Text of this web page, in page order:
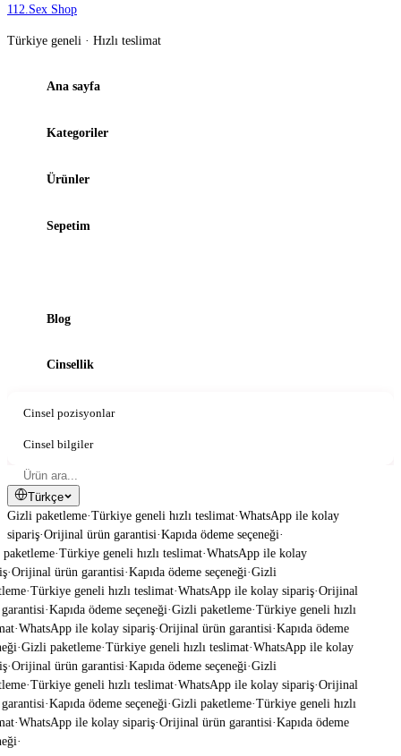
112.Sex Shop
Türkiye geneli · Hızlı teslimat
Ana sayfa
Kategoriler
Ürünler
Sepetim
Blog
Cinsellik
Cinsel pozisyonlar
Cinsel bilgiler
Türkçe
Gizli paketleme·Türkiye geneli hızlı teslimat·WhatsApp ile kolay
sipariş·Orijinal ürün garantisi·Kapıda ödeme seçeneği·
·Türkiye geneli hızlı teslimat·WhatsApp ile kolay
·Orijinal ürün garantisi·Kapıda ödeme seçeneği·Gizli
·Türkiye geneli hızlı teslimat·WhatsApp ile kolay sipariş·Orijinal
·Kapıda ödeme seçeneği·Gizli paketleme·Türkiye geneli hızlı
·WhatsApp ile kolay sipariş·Orijinal ürün garantisi·Kapıda ödeme
·Gizli paketleme·Türkiye geneli hızlı teslimat·WhatsApp ile kolay
·Orijinal ürün garantisi·Kapıda ödeme seçeneği·Gizli
·Türkiye geneli hızlı teslimat·WhatsApp ile kolay sipariş·Orijinal
·Kapıda ödeme seçeneği·Gizli paketleme·Türkiye geneli hızlı
·WhatsApp ile kolay sipariş·Orijinal ürün garantisi·Kapıda ödeme
·